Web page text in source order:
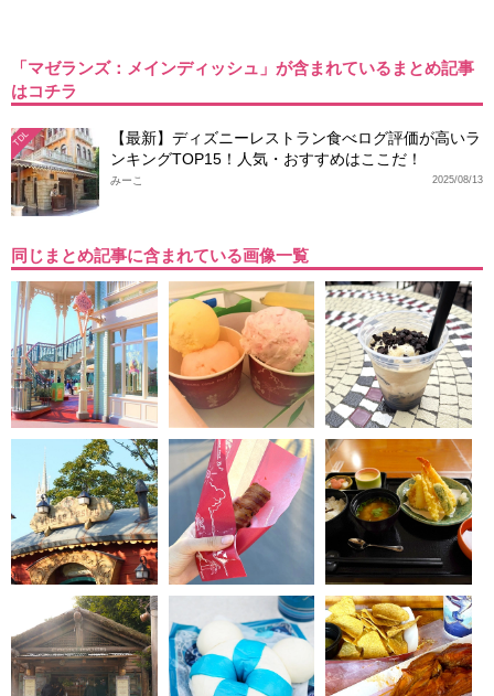
「マゼランズ：メインディッシュ」が含まれているまとめ記事
はコチラ
TDL
【最新】ディズニーレストラン食べログ評価が高いラ
ンキングTOP15！人気・おすすめはここだ！
2025/08/13
みーこ
同じまとめ記事に含まれている画像一覧